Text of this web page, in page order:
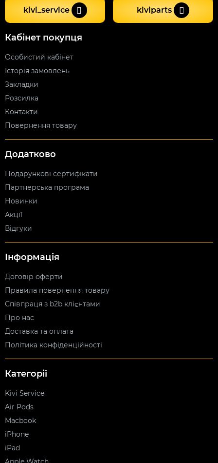
kivi_service kiviparts
Кабінет покупця
Особистий кабінет
Історія замовлень
Закладки
Розсилка
Контакти
Повернення товару
Додатково
Подарункові сертифікати
Партнерська програма
Новинки
Акції
Відгуки
Інформація
Договір оферти
Правила повернення товару
Співпраця з b2b клієнтами
Про нас
Доставка та оплата
Політика конфіденційності
Категорії
Kivi Service
Air Pods
Macbook
iPhone
iPad